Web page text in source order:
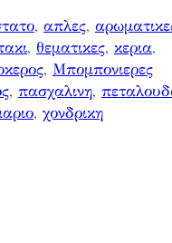
, απλες,
, θεματικες, κερια
, Μπομπονιερες
, πασχαλινη,
, χονδρικη